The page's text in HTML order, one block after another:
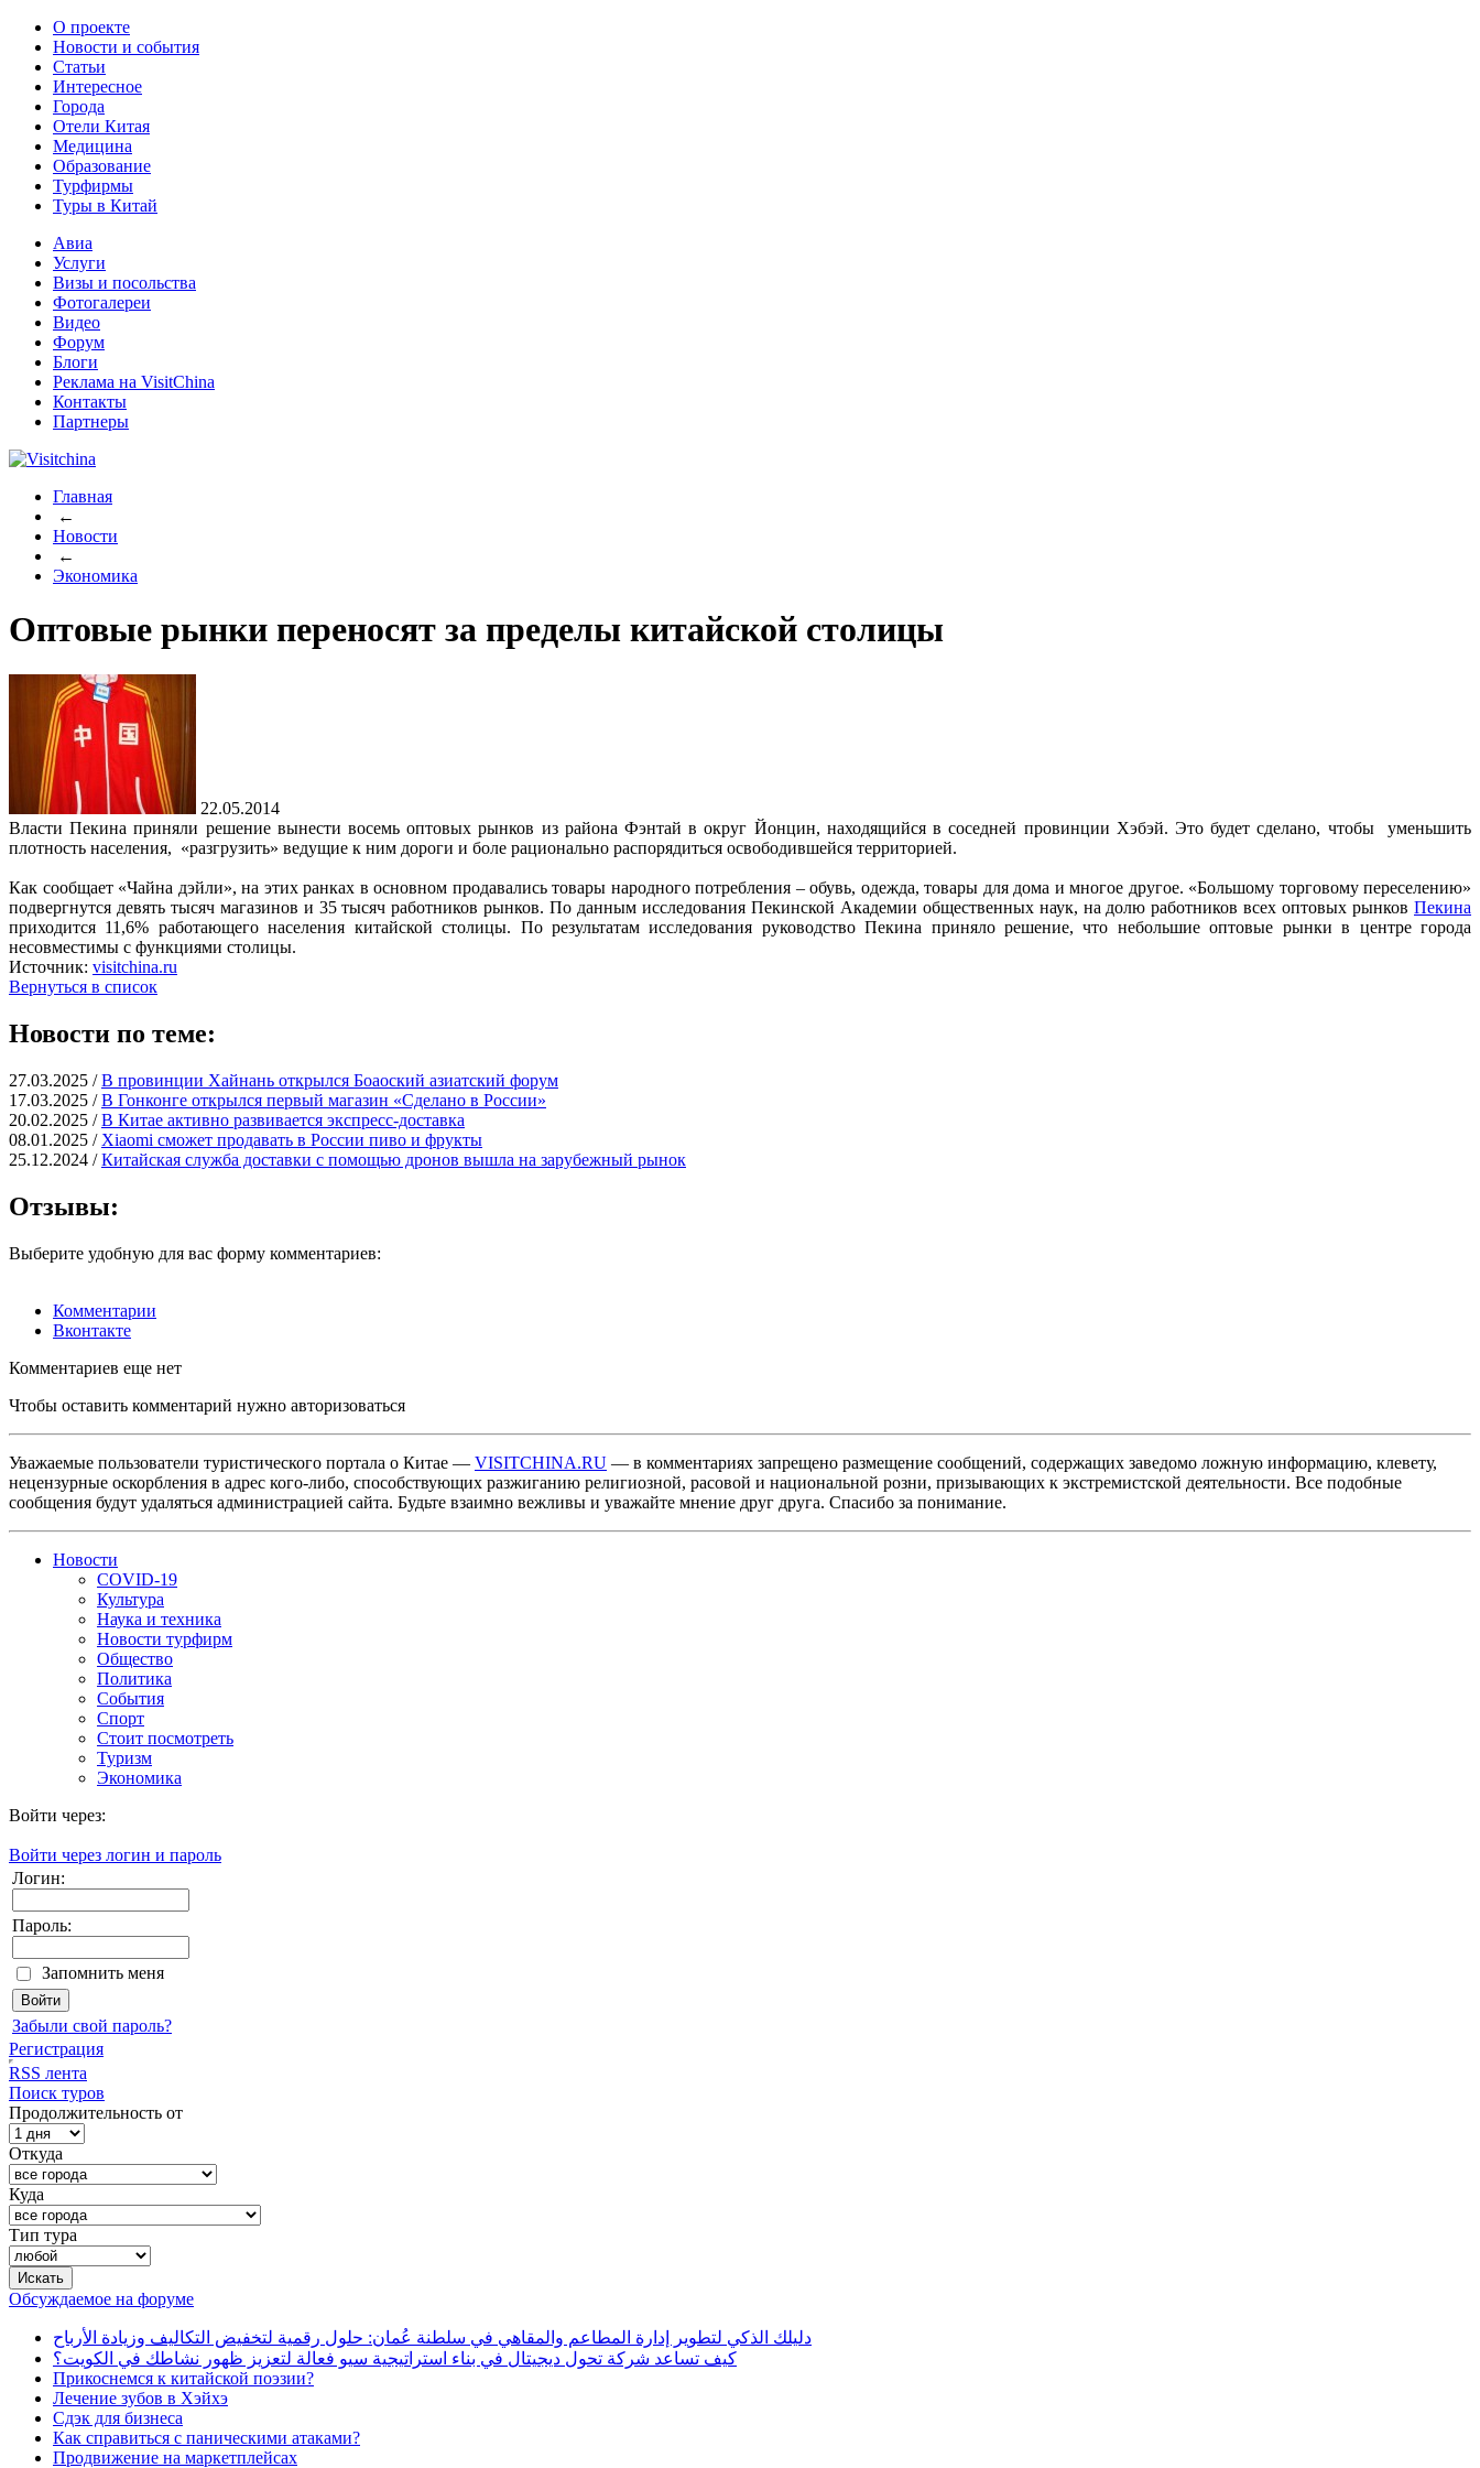
О проекте
Новости и события
Статьи
Интересное
Города
Отели Китая
Медицина
Образование
Турфирмы
Туры в Китай
Авиа
Услуги
Визы и посольства
Фотогалереи
Видео
Форум
Блоги
Реклама на VisitChina
Контакты
Партнеры
Главная
←
Новости
←
Экономика
Оптовые рынки переносят за пределы китайской столицы
22.05.2014
Власти Пекина приняли решение вынести восемь оптовых рынков из района Фэнтай в округ Йонцин, находящийся в соседней провинции Хэбэй. Это будет сделано, чтобы уменьшить
плотность населения, «разгрузить» ведущие к ним дороги и боле рационально распорядиться освободившейся территорией.
Как сообщает «Чайна дэйли», на этих ранках в основном продавались товары народного потребления – обувь, одежда, товары для дома и многое другое. «Большому торговому переселению»
подвергнутся девять тысяч магазинов и 35 тысяч работников рынков. По данным исследования Пекинской Академии общественных наук, на долю работников всех оптовых рынков Пекина
приходится 11,6% работающего населения китайской столицы. По результатам исследования руководство Пекина приняло решение, что небольшие оптовые рынки в центре города
несовместимы с функциями столицы.
Источник: visitchina.ru
Вернуться в список
Новости по теме:
27.03.2025 /В провинции Хайнань открылся Боаоский азиатский форум
17.03.2025 /В Гонконге открылся первый магазин «Сделано в России»
20.02.2025 /В Китае активно развивается экспресс-доставка
08.01.2025 / Xiaomi сможет продавать в России пиво и фрукты
25.12.2024 /Китайская служба доставки с помощью дронов вышла на зарубежный рынок
Отзывы:
Выберите удобную для вас форму комментариев:
Комментарии
Вконтакте
Комментариев еще нет
Чтобы оставить комментарий нужно авторизоваться
Уважаемые пользователи туристического портала о Китае — VISITCHINA.RU — в комментариях запрещено размещение сообщений, содержащих заведомо ложную информацию, клевету,
нецензурные оскорбления в адрес кого-либо, способствующих разжиганию религиозной, расовой и национальной розни, призывающих к экстремистской деятельности. Все подобные
сообщения будут удаляться администрацией сайта. Будьте взаимно вежливы и уважайте мнение друг друга. Спасибо за понимание.
Новости
COVID-19
Культура
Наука и техника
Новости турфирм
Общество
Политика
События
Спорт
Стоит посмотреть
Туризм
Экономика
Войти через:
Войти через логин и пароль
Логин:
Пароль:
Запомнить меня
Забыли свой пароль?
Регистрация
RSS лента
Поиск туров
Продолжительность от
Откуда
Куда
Тип тура
Обсуждаемое на форуме
دليلك الذكي لتطوير إدارة المطاعم والمقاهي في سلطنة عُمان: حلول رقمية لتخفيض التكاليف وزيادة الأرباح
كيف تساعد شركة تحول ديجيتال في بناء استراتيجية سيو فعالة لتعزيز ظهور نشاطك في الكويت؟
Прикоснемся к китайской поэзии?
Лечение зубов в Хэйхэ
Сдэк для бизнеса
Как справиться с паническими атаками?
Продвижение на маркетплейсах